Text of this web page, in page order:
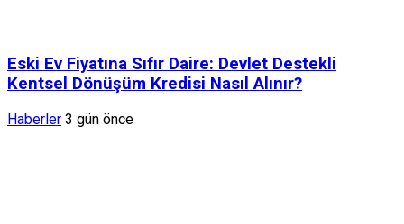
Eski Ev Fiyatına Sıfır Daire: Devlet Destekli
Kentsel Dönüşüm Kredisi Nasıl Alınır?
Haberler 3 gün önce